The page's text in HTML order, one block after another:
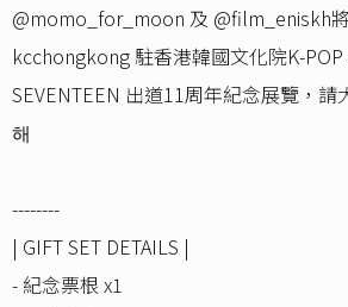
@momo_for_moon 及 @film_eniskh
kcchongkong 駐香港韓國文化院K-
SEVENTEEN 出道11周年紀念展覽，
해
--------
| GIFT SET DETAILS |
- 紀念票根 x1